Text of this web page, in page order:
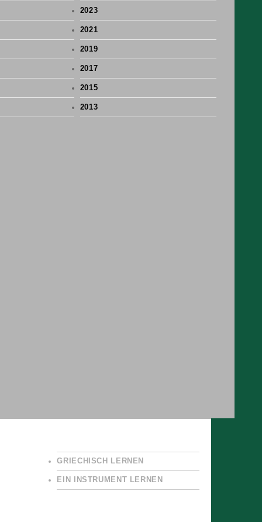
2023
2021
2019
2017
2015
2013
GRIECHISCH LERNEN
EIN INSTRUMENT LERNEN